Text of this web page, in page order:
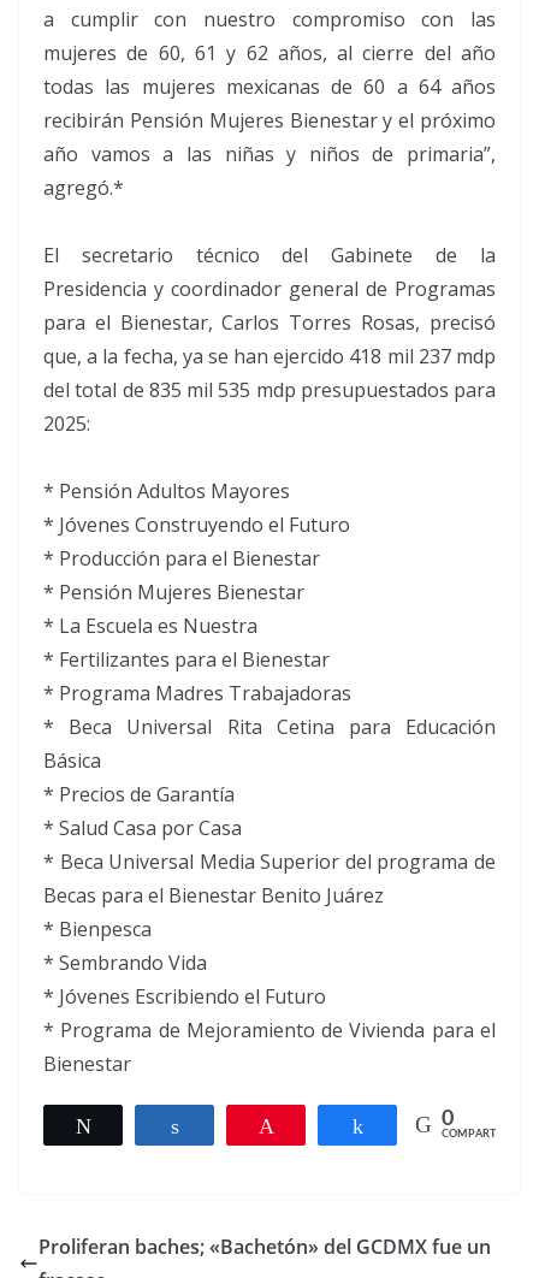
a cumplir con nuestro compromiso con las
mujeres de 60, 61 y 62 años, al cierre del año
todas las mujeres mexicanas de 60 a 64 años
recibirán Pensión Mujeres Bienestar y el próximo
año vamos a las niñas y niños de primaria”,
agregó.*
El secretario técnico del Gabinete de la
Presidencia y coordinador general de Programas
para el Bienestar, Carlos Torres Rosas, precisó
que, a la fecha, ya se han ejercido 418 mil 237 mdp
del total de 835 mil 535 mdp presupuestados para
2025:
* Pensión Adultos Mayores
* Jóvenes Construyendo el Futuro
* Producción para el Bienestar
* Pensión Mujeres Bienestar
* La Escuela es Nuestra
* Fertilizantes para el Bienestar
* Programa Madres Trabajadoras
* Beca Universal Rita Cetina para Educación
Básica
* Precios de Garantía
* Salud Casa por Casa
* Beca Universal Media Superior del programa de
Becas para el Bienestar Benito Juárez
* Bienpesca
* Sembrando Vida
* Jóvenes Escribiendo el Futuro
* Programa de Mejoramiento de Vivienda para el
Bienestar
Compartir Compartir
0
COMPARTIR
Proliferan baches; «Bachetón» del GCDMX fue un